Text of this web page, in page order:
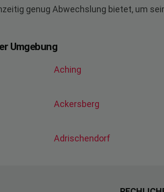
genug Abwechslung bietet, um
Umgebung
Aching
Ackersberg
Adrischendorf